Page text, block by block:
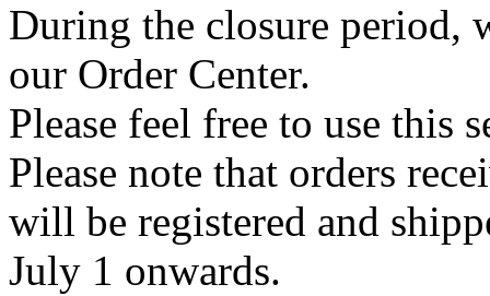
During the closure period,
our Order Center.
Please feel free to use this
Please note that orders
will be registered and
July 1 onwards.